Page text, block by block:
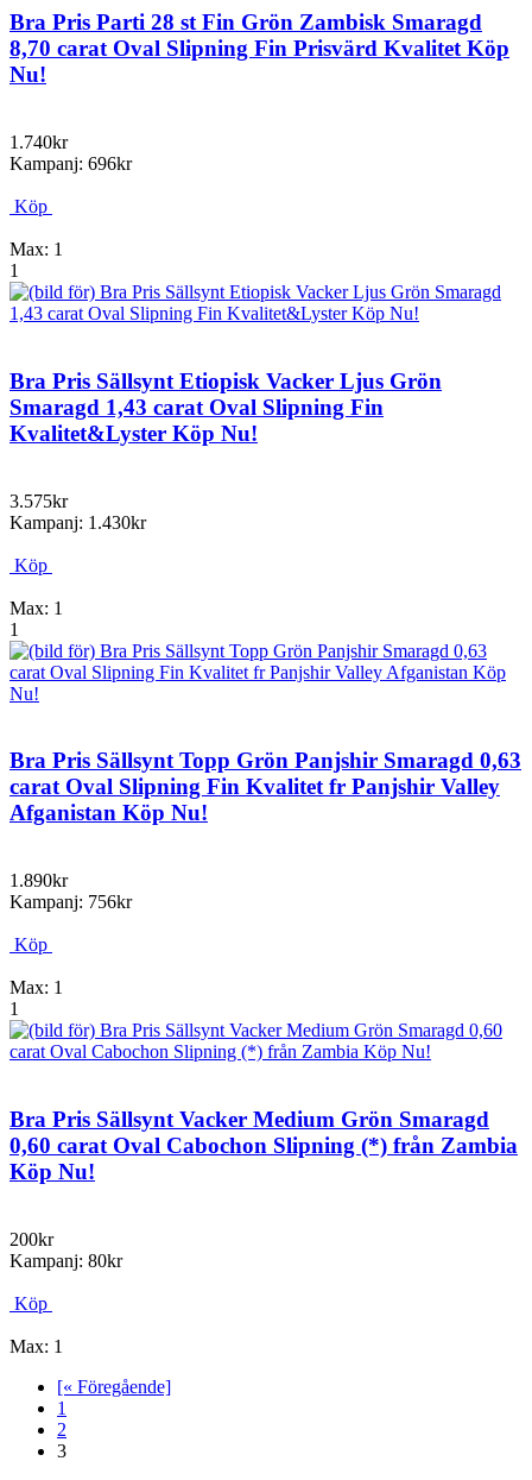
Bra Pris Parti 28 st Fin Grön Zambisk Smaragd
8,70 carat Oval Slipning Fin Prisvärd Kvalitet Köp
Nu!
1.740kr
Kampanj: 696kr
Köp
Max: 1
1
Bra Pris Sällsynt Etiopisk Vacker Ljus Grön
Smaragd 1,43 carat Oval Slipning Fin
Kvalitet&Lyster Köp Nu!
3.575kr
Kampanj: 1.430kr
Köp
Max: 1
1
Bra Pris Sällsynt Topp Grön Panjshir Smaragd 0,63
carat Oval Slipning Fin Kvalitet fr Panjshir Valley
Afganistan Köp Nu!
1.890kr
Kampanj: 756kr
Köp
Max: 1
1
Bra Pris Sällsynt Vacker Medium Grön Smaragd
0,60 carat Oval Cabochon Slipning (*) från Zambia
Köp Nu!
200kr
Kampanj: 80kr
Köp
Max: 1
[« Föregående]
1
2
3